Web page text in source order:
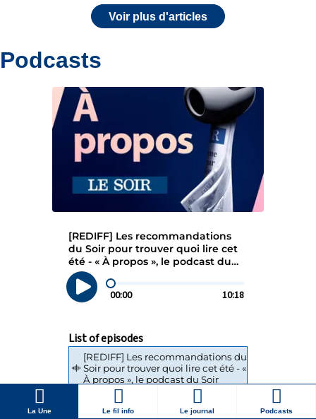
La Une Le fil info Le journal Podcasts
Voir plus d'articles
Podcasts